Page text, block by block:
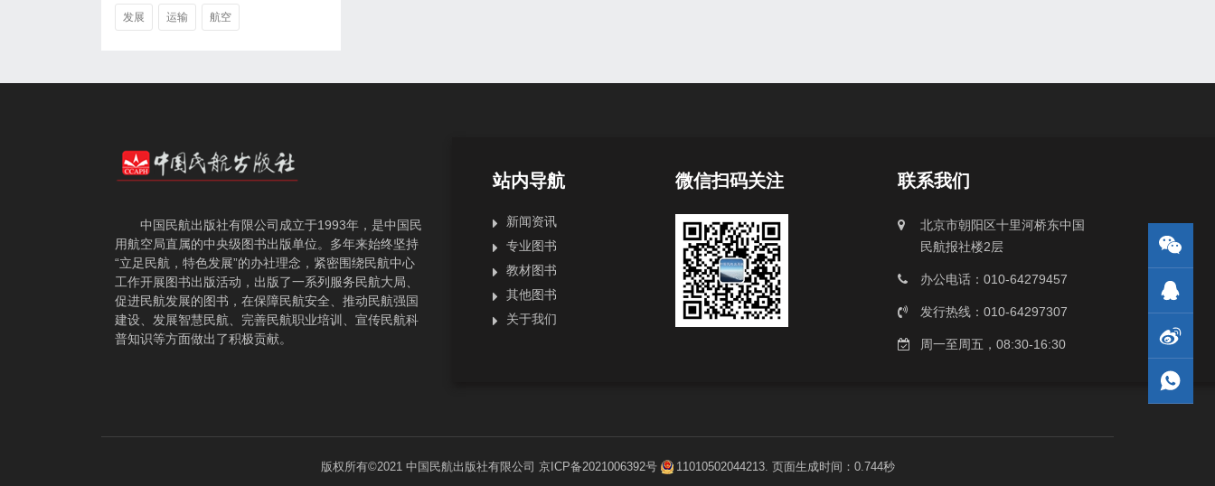
发展 运输 航空
中国民航出版社有限公司成立于1993年，是中国民
用航空局直属的中央级图书出版单位。多年来始终坚持
“立足民航，特色发展”的办社理念，紧密围绕民航中心
工作开展图书出版活动，出版了一系列服务民航大局、
促进民航发展的图书，在保障民航安全、推动民航强国
建设、发展智慧民航、完善民航职业培训、宣传民航科
普知识等方面做出了积极贡献。
站内导航
新闻资讯
专业图书
教材图书
其他图书
关于我们
微信扫码关注 联系我们
北京市朝阳区十里河桥东中国
民航报社楼2层
办公电话：010-64279457
发行热线：010-64297307
周一至周五，08:30-16:30
版权所有©2021 中国民航出版社有限公司 京ICP备2021006392号 11010502044213. 页面生成时间：0.744秒